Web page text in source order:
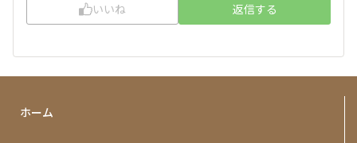
いいね 返信する
ホーム